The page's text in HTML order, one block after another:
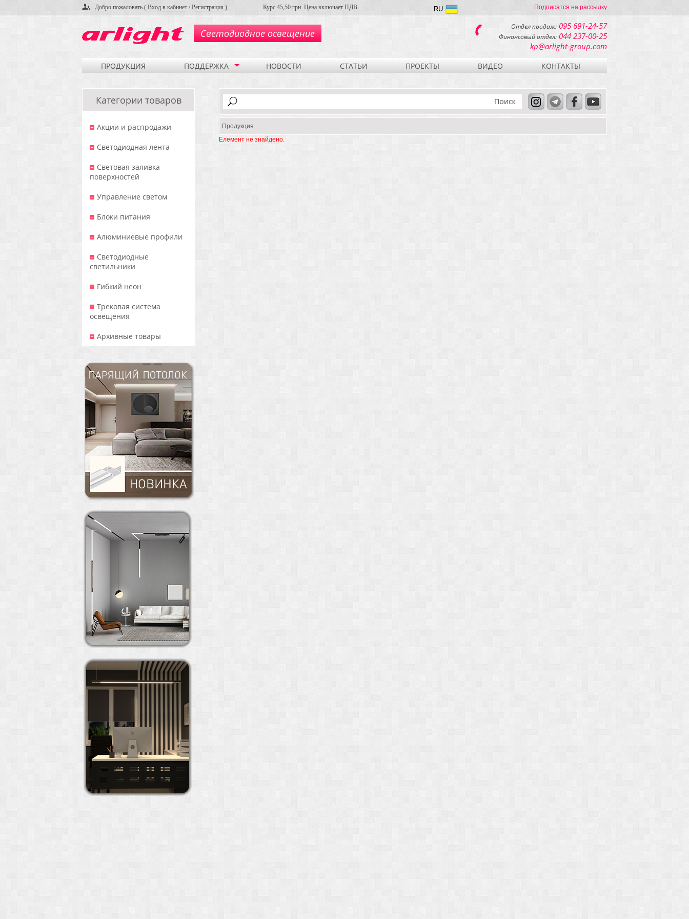
Добро пожаловать ( Вход в кабинет /Регистрация ) Курс 45,50 грн. Цена включает ПДВ Подписатся на рассылку
RU
Светодиодное освещение
Отдел продаж: 095 691-24-57
Финансовый отдел: 044 237-00-25
kp@arlight-group.com
ПРОДУКЦИЯ ПОДДЕРЖКА НОВОСТИ СТАТЬИ ПРОЕКТЫ ВИДЕО КОНТАКТЫ
Категории товаров
Акции и распродажи
Светодиодная лента
Световая заливка
поверхностей
Управление светом
Блоки питания
Алюминиевые профили
Светодиодные
светильники
Гибкий неон
Трековая система
освещения
Архивные товары
Продукция
Елемент не знайдено.